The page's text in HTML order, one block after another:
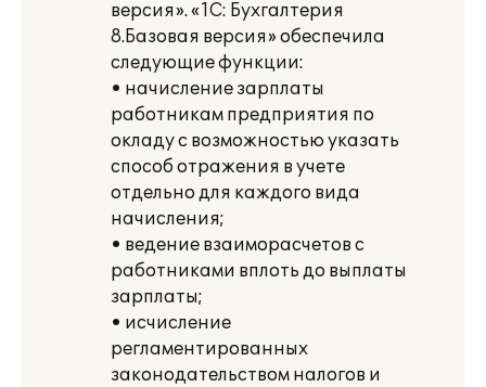
версия». «1С: Бухгалтерия
8.Базовая версия» обеспечила
следующие функции:
• начисление зарплаты
работникам предприятия по
окладу с возможностью указать
способ отражения в учете
отдельно для каждого вида
начисления;
• ведение взаиморасчетов с
работниками вплоть до выплаты
зарплаты;
• исчисление
регламентированных
законодательством налогов и